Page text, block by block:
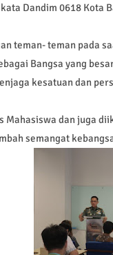
Dandim 0618 Kota
teman- teman pada
Bangsa yang
kesatuan dan
dan juga
semangat